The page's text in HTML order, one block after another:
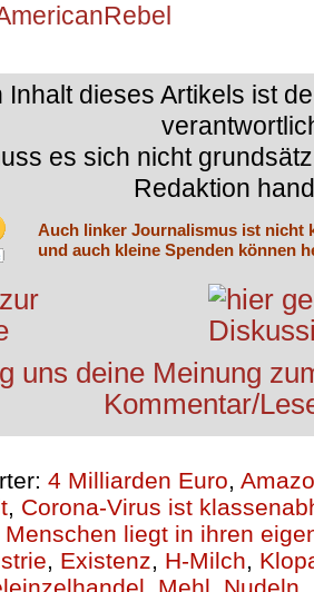
Inhalt dieses Artikels ist
es sich nicht
Redaktion
Auch linker Journalismus ist nicht
und auch kleine Spenden können
4 Milliarden Euro,
, Corona-Virus ist
liegt in ihren
, Existenz, H-Milch,